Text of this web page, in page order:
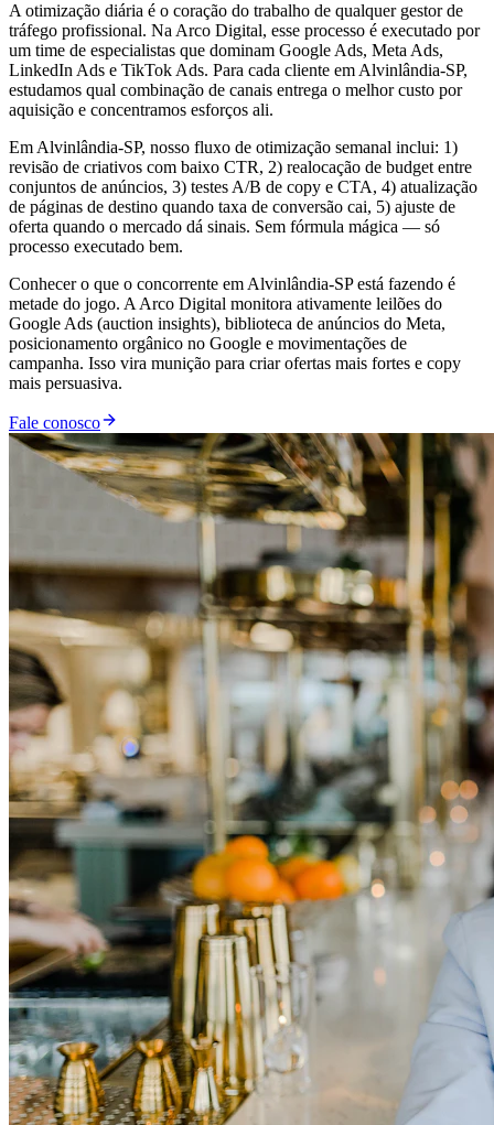
A otimização diária é o coração do trabalho de qualquer gestor de
tráfego profissional. Na Arco Digital, esse processo é executado por
um time de especialistas que dominam Google Ads, Meta Ads,
LinkedIn Ads e TikTok Ads. Para cada cliente em Alvinlândia-SP,
estudamos qual combinação de canais entrega o melhor custo por
aquisição e concentramos esforços ali.
Em Alvinlândia-SP, nosso fluxo de otimização semanal inclui: 1)
revisão de criativos com baixo CTR, 2) realocação de budget entre
conjuntos de anúncios, 3) testes A/B de copy e CTA, 4) atualização
de páginas de destino quando taxa de conversão cai, 5) ajuste de
oferta quando o mercado dá sinais. Sem fórmula mágica — só
processo executado bem.
Conhecer o que o concorrente em Alvinlândia-SP está fazendo é
metade do jogo. A Arco Digital monitora ativamente leilões do
Google Ads (auction insights), biblioteca de anúncios do Meta,
posicionamento orgânico no Google e movimentações de
campanha. Isso vira munição para criar ofertas mais fortes e copy
mais persuasiva.
Fale conosco